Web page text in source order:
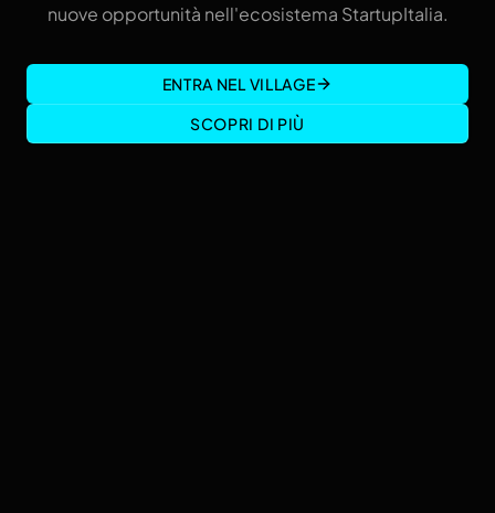
nuove opportunità nell'ecosistema StartupItalia.
ENTRA NEL VILLAGE
SCOPRI DI PIÙ